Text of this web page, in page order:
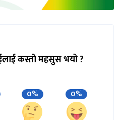
कस्तो महसुस भयो ?
0% 0%